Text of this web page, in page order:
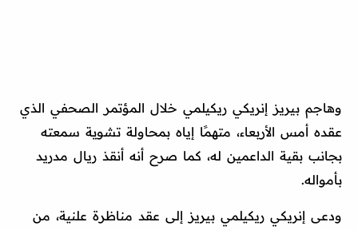
وهاجم بيريز إنريكي ريكيلمي خلال المؤتمر الصحفي الذي
عقده أمس الأربعاء، متهمًا إياه بمحاولة تشوية سمعته
بجانب بقية الداعمين له، كما صرح أنه أنقذ ريال مدريد
بأمواله.
ودعى إنريكي ريكيلمي بيريز إلى عقد مناظرة علنية، من